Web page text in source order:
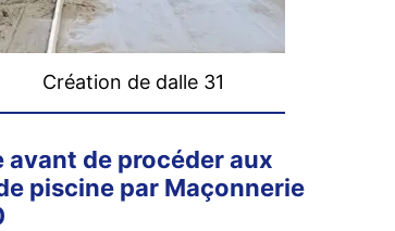
Création de dalle 31
avant de procéder aux
piscine par Maçonnerie